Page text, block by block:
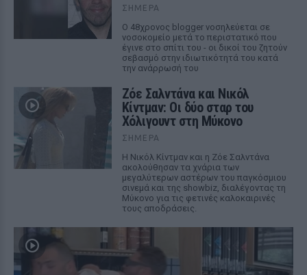
ΣΉΜΕΡΑ
Ο 48χρονος blogger νοσηλεύεται σε
νοσοκομείο μετά το περιστατικό που
έγινε στο σπίτι του - οι δικοί του ζητούν
σεβασμό στην ιδιωτικότητά του κατά
την ανάρρωσή του
Ζόε Σαλντάνα και Νικόλ
Κίντμαν: Οι δύο σταρ του
Χόλιγουντ στη Μύκονο
ΣΉΜΕΡΑ
Η Νικόλ Κίντμαν και η Ζόε Σαλντάνα
ακολούθησαν τα χνάρια των
μεγαλύτερων αστέρων του παγκόσμιου
σινεμά και της showbiz, διαλέγοντας τη
Μύκονο για τις φετινές καλοκαιρινές
τους αποδράσεις.